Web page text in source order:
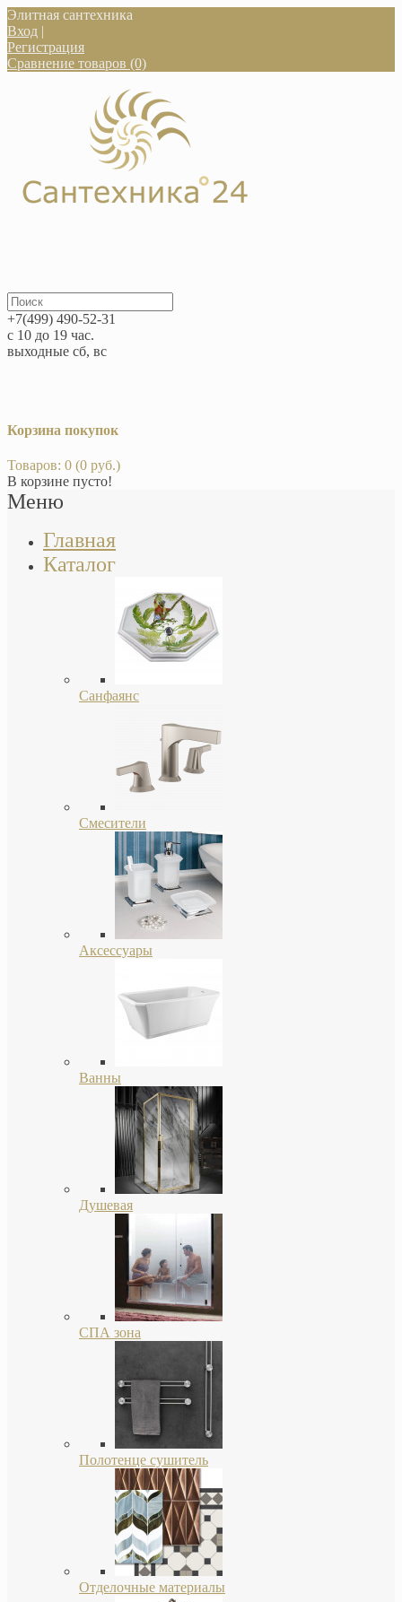
Элитная сантехника
Вход |
Регистрация
Сравнение товаров (0)
+7(499) 490-52-31
с 10 до 19 час.
выходные сб, вс
Корзина покупок
Товаров: 0 (0 руб.)
В корзине пусто!
Меню
Главная
Каталог
Санфаянс
Смесители
Аксессуары
Ванны
Душевая
СПА зона
Полотенце сушитель
Отделочные материалы